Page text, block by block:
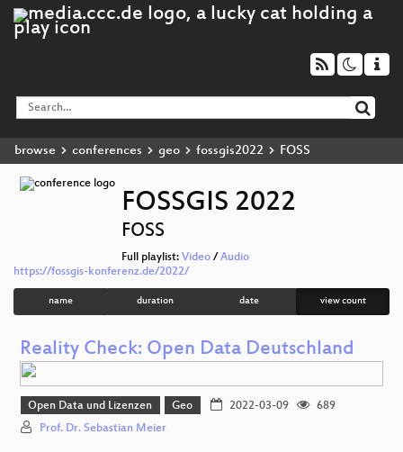
browse conferences geo fossgis2022 FOSS
FOSSGIS 2022
FOSS
Full playlist: Video / Audio
https://fossgis-konferenz.de/2022/
name duration date view count
Reality Check: Open Data Deutschland
Open Data und Lizenzen Geo 2022-03-09
689
Prof. Dr. Sebastian Meier